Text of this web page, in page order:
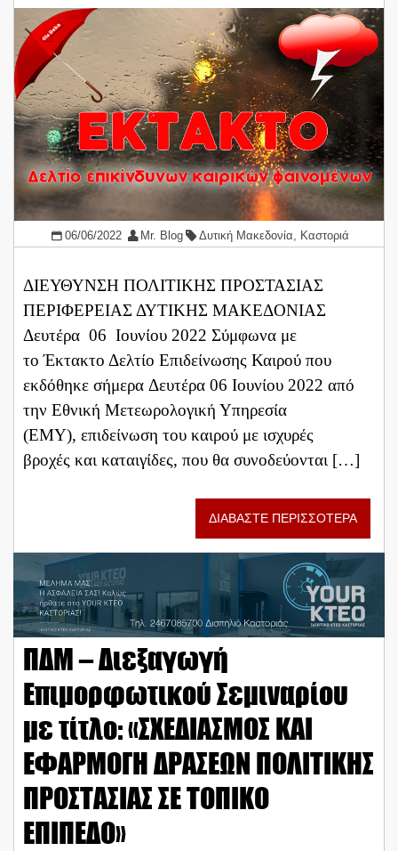
06/06/2022 Mr. Blog Δυτική Μακεδονία Καστοριά
ΔΙΕΥΘΥΝΣΗ ΠΟΛΙΤΙΚΗΣ ΠΡΟΣΤΑΣΙΑΣ
ΠΕΡΙΦΕΡΕΙΑΣ ΔΥΤΙΚΗΣ ΜΑΚΕΔΟΝΙΑΣ
Δευτέρα 06 Ιουνίου 2022 Σύμφωνα με
το Έκτακτο Δελτίο Επιδείνωσης Καιρού που
εκδόθηκε σήμερα Δευτέρα 06 Ιουνίου 2022 από
την Εθνική Μετεωρολογική Υπηρεσία
(ΕΜΥ), επιδείνωση του καιρού με ισχυρές
βροχές και καταιγίδες, που θα συνοδεύονται […]
ΔΙΑΒΑΣΤΕ ΠΕΡΙΣΣΟΤΕΡΑ
ΠΔΜ – Διεξαγωγή
Επιμορφωτικού Σεμιναρίου
με τίτλο: «ΣΧΕΔΙΑΣΜΟΣ ΚΑΙ
ΕΦΑΡΜΟΓΗ ΔΡΑΣΕΩΝ ΠΟΛΙΤΙΚΗΣ
ΠΡΟΣΤΑΣΙΑΣ ΣΕ ΤΟΠΙΚΟ
ΕΠΙΠΕΔΟ»